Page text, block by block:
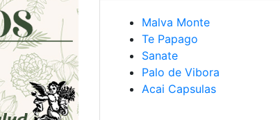
Malva Monte
Te Papago
Sanate
Palo de Vibora
Acai Capsulas